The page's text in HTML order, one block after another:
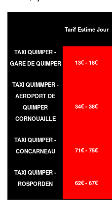
Tarif Estimé Jour
TAXI QUIMPER -
GARE DE QUIMPER
13€ - 18€
TAXI QUIMMPER -
AEROPORT DE
QUIMPER
CORNOUAILLE
34€ - 38€
TAXI QUIMPER -
CONCARNEAU
71€ - 75€
TAXI QUIMPER -
ROSPORDEN
62€ - 67€